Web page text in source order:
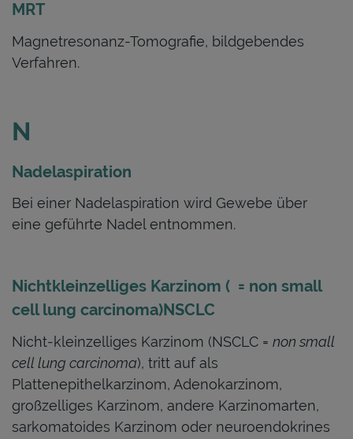
MRT
Magnetresonanz-Tomografie, bildgebendes
Verfahren.
N
Nadelaspiration
Bei einer Nadelaspiration wird Gewebe über
eine geführte Nadel entnommen.
Nichtkleinzelliges Karzinom ( = non small
cell lung carcinoma)NSCLC
Nicht-kleinzelliges Karzinom (NSCLC = non small
cell lung carcinoma), tritt auf als
Plattenepithelkarzinom, Adenokarzinom,
großzelliges Karzinom, andere Karzinomarten,
sarkomatoides Karzinom oder neuroendokrines